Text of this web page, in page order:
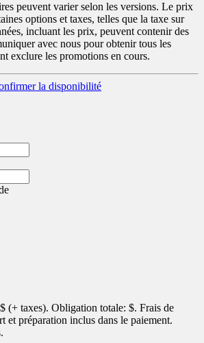
peuvent varier selon les versions. Le prix
options et taxes, telles que la taxe sur
incluant les prix, peuvent contenir des
avec nous pour obtenir tous les
exclure les promotions en cours.
la disponibilité
$ (+ taxes). Obligation totale: $. Frais de
et préparation inclus dans le paiement.